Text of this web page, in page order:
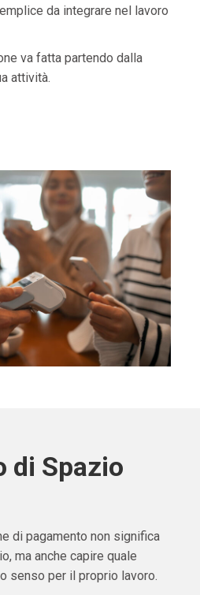
da integrare nel lavoro
va fatta partendo dalla
attività.
di Spazio
di pagamento non significa
ma anche capire quale
senso per il proprio lavoro.